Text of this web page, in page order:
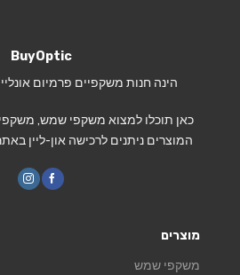
BuyOptic
הינה חנות משקפיים פרמיום
כאן תוכלו למצוא משקפי שמש,
המוצרים ניתנים לרכישה און-ליין
מוצרים
משקפי שמש